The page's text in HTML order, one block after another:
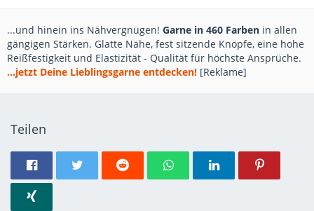
...und hinein ins Nähvergnügen! Garne in 460 Farben in allen
gängigen Stärken. Glatte Nähe, fest sitzende Knöpfe, eine hohe
Reißfestigkeit und Elastizität - Qualität für höchste Ansprüche.
...jetzt Deine Lieblingsgarne entdecken! [Reklame]
Teilen